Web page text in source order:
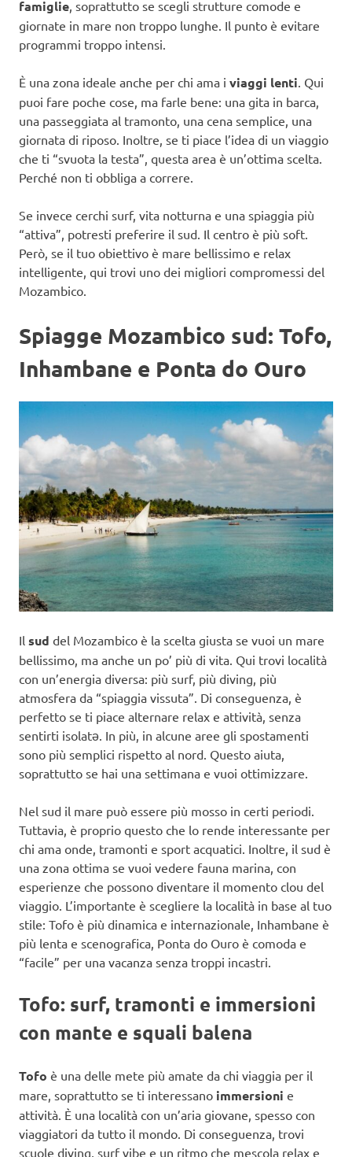
famiglie, soprattutto se scegli strutture comode e
giornate in mare non troppo lunghe. Il punto è evitare
programmi troppo intensi.
È una zona ideale anche per chi ama i viaggi lenti. Qui
puoi fare poche cose, ma farle bene: una gita in barca,
una passeggiata al tramonto, una cena semplice, una
giornata di riposo. Inoltre, se ti piace l’idea di un viaggio
che ti “svuota la testa”, questa area è un’ottima scelta.
Perché non ti obbliga a correre.
Se invece cerchi surf, vita notturna e una spiaggia più
“attiva”, potresti preferire il sud. Il centro è più soft.
Però, se il tuo obiettivo è mare bellissimo e relax
intelligente, qui trovi uno dei migliori compromessi del
Mozambico.
Spiagge Mozambico sud: Tofo,
Inhambane e Ponta do Ouro
Il sud del Mozambico è la scelta giusta se vuoi un mare
bellissimo, ma anche un po’ più di vita. Qui trovi località
con un’energia diversa: più surf, più diving, più
atmosfera da “spiaggia vissuta”. Di conseguenza, è
perfetto se ti piace alternare relax e attività, senza
sentirti isolatə. In più, in alcune aree gli spostamenti
sono più semplici rispetto al nord. Questo aiuta,
soprattutto se hai una settimana e vuoi ottimizzare.
Nel sud il mare può essere più mosso in certi periodi.
Tuttavia, è proprio questo che lo rende interessante per
chi ama onde, tramonti e sport acquatici. Inoltre, il sud è
una zona ottima se vuoi vedere fauna marina, con
esperienze che possono diventare il momento clou del
viaggio. L’importante è scegliere la località in base al tuo
stile: Tofo è più dinamica e internazionale, Inhambane è
più lenta e scenografica, Ponta do Ouro è comoda e
“facile” per una vacanza senza troppi incastri.
Tofo: surf, tramonti e immersioni
con mante e squali balena
Tofo è una delle mete più amate da chi viaggia per il
mare, soprattutto se ti interessano immersioni e
attività. È una località con un’aria giovane, spesso con
viaggiatori da tutto il mondo. Di conseguenza, trovi
scuole diving, surf vibe e un ritmo che mescola relax e